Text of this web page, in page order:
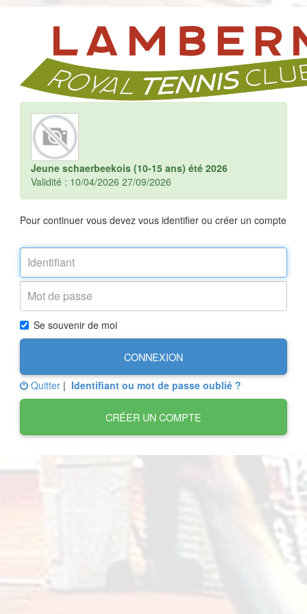
Jeune schaerbeekois (10-15 ans) été 2026
Validité : 10/04/2026 27/09/2026
Pour continuer vous devez vous identifier ou créer un compte
Se souvenir de moi
CONNEXION
Quitter | Identifiant ou mot de passe oublié ?
CRÉER UN COMPTE